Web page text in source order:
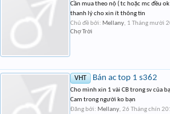
Cần mua theo nộ ( tc hoặc mc đều
thanh lý cho xin ít thông tin
Chủ đề bởi: Mellany, 1 Tháng mười
Chợ Trời
VHT Bán ac top 1 s362
Cho mình xin 1 vài CB trong sv của
Cam trong người ko bạn
Đăng bởi: Mellany, 26 Tháng chín